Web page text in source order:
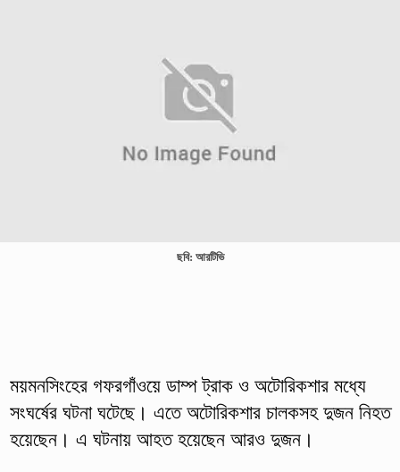
ছবি: আরটিভি
ময়মনসিংহের গফরগাঁওয়ে ডাম্প ট্রাক ও অটোরিকশার মধ্যে
সংঘর্ষের ঘটনা ঘটেছে। এতে অটোরিকশার চালকসহ দুজন নিহত
হয়েছেন। এ ঘটনায় আহত হয়েছেন আরও দুজন।